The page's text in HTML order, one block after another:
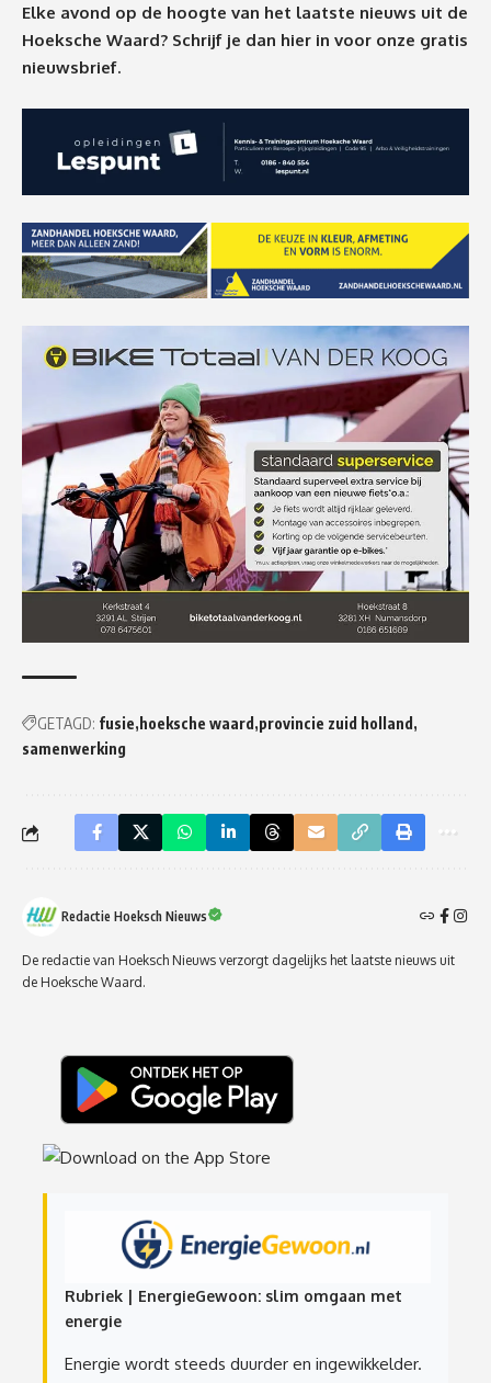
Elke avond op de hoogte van het laatste nieuws uit de
Hoeksche Waard? Schrijf je dan hier in voor onze gratis
nieuwsbrief.
GETAGD: fusie hoeksche waard provincie zuid holland
samenwerking
Redactie Hoeksch Nieuws
De redactie van Hoeksch Nieuws verzorgt dagelijks het laatste nieuws uit
de Hoeksche Waard.
Rubriek | EnergieGewoon: slim omgaan met
energie
Energie wordt steeds duurder en ingewikkelder.